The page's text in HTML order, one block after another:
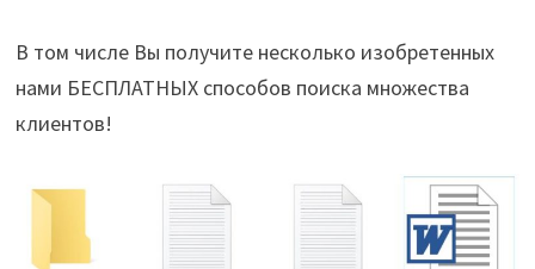
В том числе Вы получите несколько изобретенных
нами БЕСПЛАТНЫХ способов поиска множества
клиентов!